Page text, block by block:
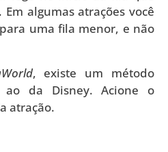
. Em algumas atrações você
uma fila menor, e não
, existe um método
ao da Disney. Acione o
atração.